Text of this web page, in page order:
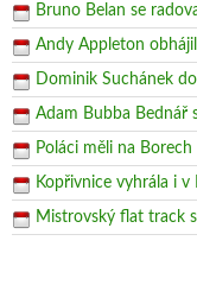
Bruno Belan se
Andy Appleton
Dominik Suchánek
Adam Bubba Bednář
Poláci měli na Borech
Kopřivnice vyhrála i v
Mistrovský flat track